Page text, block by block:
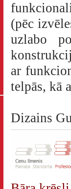
(pēc
uzlabo
ar
telpās, kā
Dizains